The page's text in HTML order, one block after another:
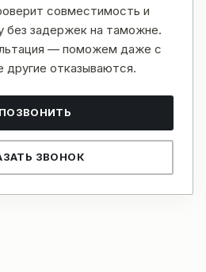
совместимость и
без задержек на таможне.
— поможем даже с
другие отказываются.
ЗВОНОК